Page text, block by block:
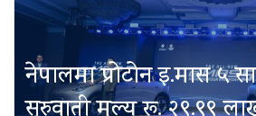
नेपालमा प्रोटोन इ.मास ५